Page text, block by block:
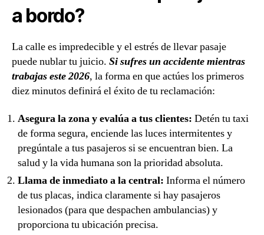
a bordo?
La calle es impredecible y el estrés de llevar pasaje
puede nublar tu juicio. Si sufres un accidente mientras
trabajas este 2026, la forma en que actúes los primeros
diez minutos definirá el éxito de tu reclamación:
Asegura la zona y evalúa a tus clientes: Detén tu taxi
de forma segura, enciende las luces intermitentes y
pregúntale a tus pasajeros si se encuentran bien. La
salud y la vida humana son la prioridad absoluta.
Llama de inmediato a la central: Informa el número
de tus placas, indica claramente si hay pasajeros
lesionados (para que despachen ambulancias) y
proporciona tu ubicación precisa.